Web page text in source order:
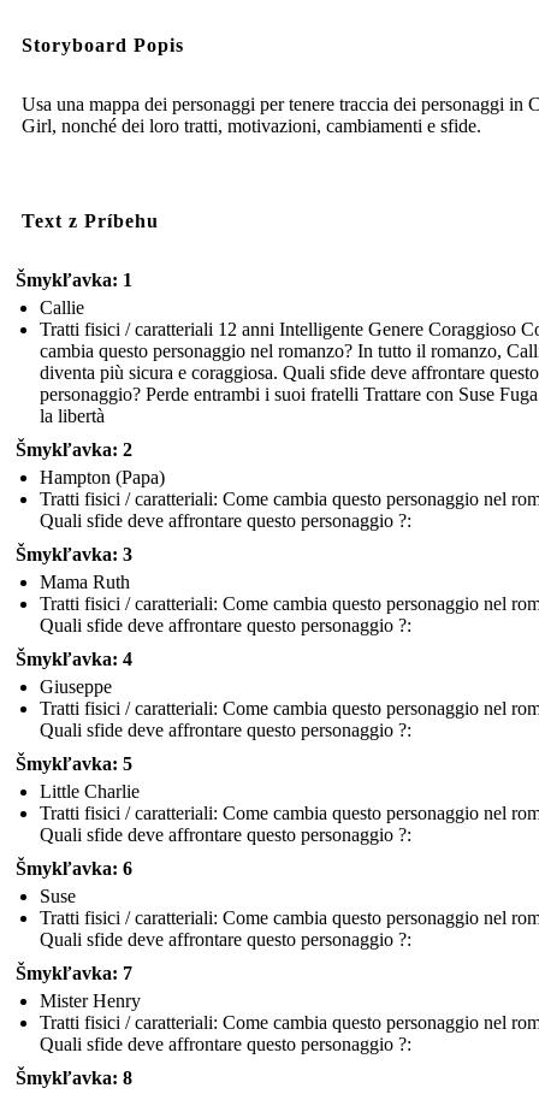
Storyboard Popis
Usa una mappa dei personaggi per tenere traccia dei personaggi in
Girl, nonché dei loro tratti, motivazioni, cambiamenti e sfide.
Text z Príbehu
Šmykľavka: 1
Callie
Tratti fisici / caratteriali 12 anni Intelligente Genere Coraggioso
cambia questo personaggio nel romanzo? In tutto il romanzo,
diventa più sicura e coraggiosa. Quali sfide deve affrontare questo
personaggio? Perde entrambi i suoi fratelli Trattare con Suse
la libertà
Šmykľavka: 2
Hampton (Papa)
Tratti fisici / caratteriali: Come cambia questo personaggio nel
Quali sfide deve affrontare questo personaggio ?:
Šmykľavka: 3
Mama Ruth
Tratti fisici / caratteriali: Come cambia questo personaggio nel
Quali sfide deve affrontare questo personaggio ?:
Šmykľavka: 4
Giuseppe
Tratti fisici / caratteriali: Come cambia questo personaggio nel
Quali sfide deve affrontare questo personaggio ?:
Šmykľavka: 5
Little Charlie
Tratti fisici / caratteriali: Come cambia questo personaggio nel
Quali sfide deve affrontare questo personaggio ?:
Šmykľavka: 6
Suse
Tratti fisici / caratteriali: Come cambia questo personaggio nel
Quali sfide deve affrontare questo personaggio ?:
Šmykľavka: 7
Mister Henry
Tratti fisici / caratteriali: Come cambia questo personaggio nel
Quali sfide deve affrontare questo personaggio ?:
Šmykľavka: 8